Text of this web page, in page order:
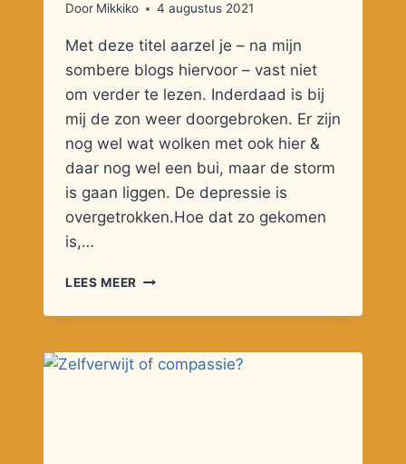
Door Mikkiko 4 augustus 2021
Met deze titel aarzel je – na mijn
sombere blogs hiervoor – vast niet
om verder te lezen. Inderdaad is bij
mij de zon weer doorgebroken. Er zijn
nog wel wat wolken met ook hier &
daar nog wel een bui, maar de storm
is gaan liggen. De depressie is
overgetrokken.Hoe dat zo gekomen
is,…
LEES MEER ZOMER!